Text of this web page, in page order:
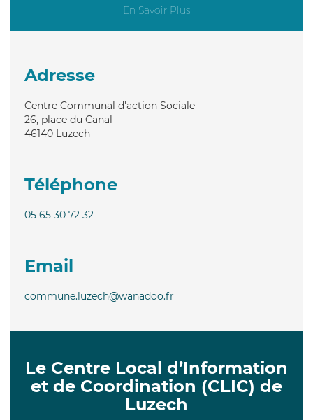
En Savoir Plus
Adresse
Centre Communal d'action Sociale
26, place du Canal
46140 Luzech
Téléphone
05 65 30 72 32
Email
commune.luzech@wanadoo.fr
Le Centre Local d’Information
et de Coordination (CLIC) de
Luzech